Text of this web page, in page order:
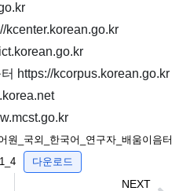
kcenter.korean.go.kr
https://kcorpus.korean.go.kr
원_국외_한국어_연구자_배움이음터
다운로드
NEXT